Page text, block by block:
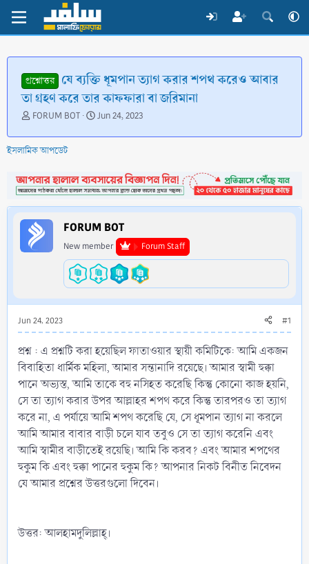
প্রশ্নোত্তর যে ব্যক্তি ধূমপান ত্যাগ করার শপথ করেও আবার
তা গ্রহণ করে তার কাফফারা বা জরিমানা
T
r
e
d
s
t
a
r
t
FORUM BOT
S
a
d
a
t
e
Jun 24, 2023
ইসলামিক আপডেট
FORUM BOT
New member Forum Staff
Jun 24, 2023 #1
প্রশ্ন : এ প্রশ্নটি করা হয়েছিল ফাতাওয়ার স্থায়ী কমিটিকে: আমি একজন
বিবাহিতা ধার্মিক মহিলা, আমার সন্তানাদি রয়েছে। আমার স্বামী হুক্কা
পানে অভ্যস্ত, আমি তাকে বহু নসিহত করেছি কিন্তু কোনো কাজ হয়নি,
সে তা ত্যাগ করার উপর আল্লাহর শপথ করে কিন্তু তারপরও তা ত্যাগ
করে না, এ পর্যায়ে আমি শপথ করেছি যে, সে ধূমপান ত্যাগ না করলে
আমি আমার বাবার বাড়ী চলে যাব তবুও সে তা ত্যাগ করেনি এবং
আমি স্বামীর বাড়ীতেই রয়েছি। আমি কি করব? এবং আমার শপথের
হুকুম কি এবং হুক্কা পানের হুকুম কি? আপনার নিকট বিনীত নিবেদন
যে আমার প্রশ্নের উত্তরগুলো দিবেন।
উত্তর: আলহামদুলিল্লাহ্‌।